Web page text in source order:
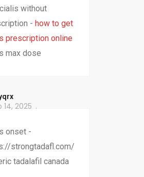
without
- how to get
prescription online
max dose
14, 2025
onset -
strongtadafl.com/
tadalafil canada